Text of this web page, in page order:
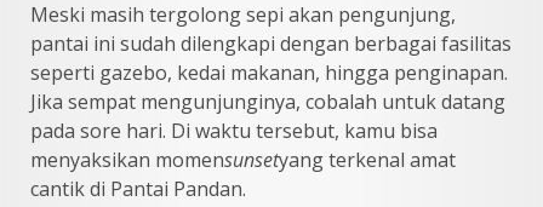
Meski masih tergolong sepi akan pengunjung,
pantai ini sudah dilengkapi dengan berbagai fasilitas
seperti gazebo, kedai makanan, hingga penginapan.
Jika sempat mengunjunginya, cobalah untuk datang
pada sore hari. Di waktu tersebut, kamu bisa
menyaksikan momensunsetyang terkenal amat
cantik di Pantai Pandan.